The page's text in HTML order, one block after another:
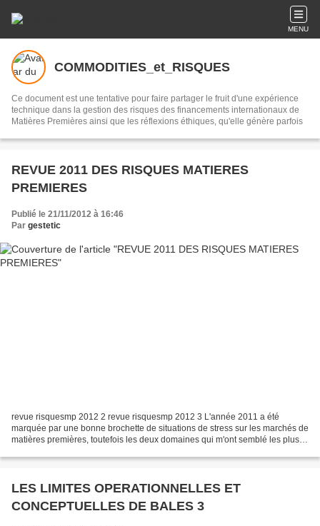
MENU
COMMODITIES_et_RISQUES
Ce document est une tentative pour faire partager le fruit d'une expérience
technique dans la gestion des risques des financements internationaux de
Matières Premières ainsi que les réflexions éthiques, qu'elle génère parfois
REVUE 2011 DES RISQUES MATIERES
PREMIERES
Publié le 21/11/2012 à 16:46
Par gestetic
revue risquesmp 2012 2 revue risquesmp 2012 3 L'année 2011 a été
marquée par une bonne brochette de situations de stress sur les marchés de
matières premières, toutefois les deux domaines qui m'ont semblé les plus
LES LIMITES OPERATIONNELLES ET
CONCEPTUELLES DE BALES 3